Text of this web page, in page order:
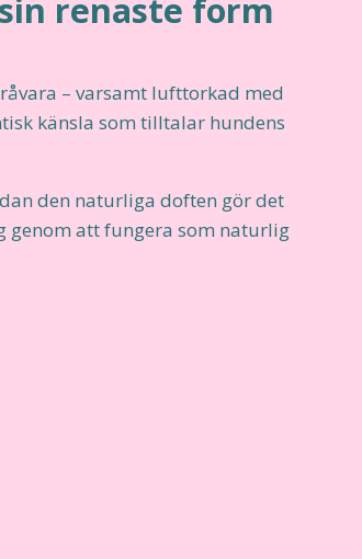
renaste form
– varsamt lufttorkad med
känsla som tilltalar hundens
den naturliga doften gör det
genom att fungera som naturlig